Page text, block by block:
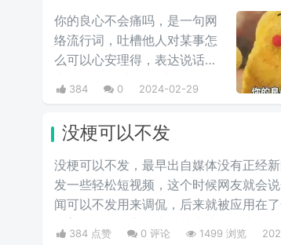
你的良心不会痛吗，是一句网
络流行词，吐槽他人对某事怎
么可以心安理得，表达说话人
心里mmp的心情。这里
的“痛”含有“内疚、愧疚、不好
意思。网络上主要用于吐槽别
人不会内疚吗，来源于热图鹦
鹉兄弟表情包，火于知乎，该
词也被《咬文嚼字》评为2017
年度十大流行语之一，现在多
用于聊天中的表情包。
384 0 2024-02-29
没梗可以不发
没梗可以不发，最早出自媒体没有正‌‌‌‌‌‌‌‌经新
发一些轻松短视频，这个时候网友就会
闻可以不发用来调侃，后来就被应用在
科普的视频博主身上，其实这句话也不算
384 点赞 0 评论 1499 浏览